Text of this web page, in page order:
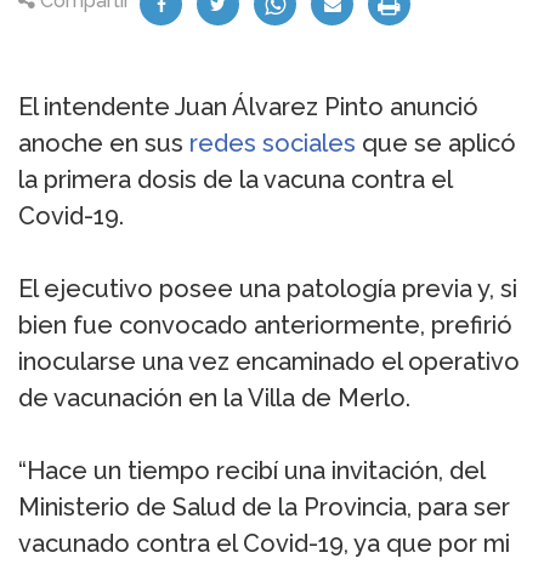
El intendente Juan Álvarez Pinto anunció
anoche en sus redes sociales que se aplicó
la primera dosis de la vacuna contra el
Covid-19.
El ejecutivo posee una patología previa y, si
bien fue convocado anteriormente, prefirió
inocularse una vez encaminado el operativo
de vacunación en la Villa de Merlo.
“Hace un tiempo recibí una invitación, del
Ministerio de Salud de la Provincia, para ser
vacunado contra el Covid-19, ya que por mi